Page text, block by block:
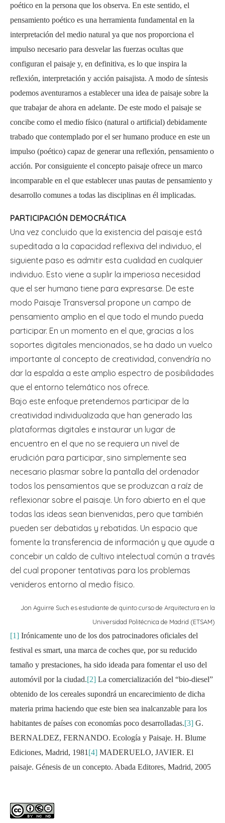
poético en la persona que los observa. En este sentido, el
pensamiento poético es una herramienta fundamental en la
interpretación del medio natural ya que nos proporciona el
impulso necesario para desvelar las fuerzas ocultas que
configuran el paisaje y, en definitiva, es lo que inspira la
reflexión, interpretación y acción paisajista. A modo de síntesis
podemos aventurarnos a establecer una idea de paisaje sobre la
que trabajar de ahora en adelante. De este modo el paisaje se
concibe como el medio físico (natural o artificial) debidamente
trabado que contemplado por el ser humano produce en este un
impulso (poético) capaz de generar una reflexión, pensamiento o
acción. Por consiguiente el concepto paisaje ofrece un marco
incomparable en el que establecer unas pautas de pensamiento y
desarrollo comunes a todas las disciplinas en él implicadas.
PARTICIPACIÓN DEMOCRÁTICA
Una vez concluido que la existencia del paisaje está
supeditada a la capacidad reflexiva del individuo, el
siguiente paso es admitir esta cualidad en cualquier
individuo. Esto viene a suplir la imperiosa necesidad
que el ser humano tiene para expresarse. De este
modo Paisaje Transversal propone un campo de
pensamiento amplio en el que todo el mundo pueda
participar. En un momento en el que, gracias a los
soportes digitales mencionados, se ha dado un vuelco
importante al concepto de creatividad, convendría no
dar la espalda a este amplio espectro de posibilidades
que el entorno telemático nos ofrece.
Bajo este enfoque pretendemos participar de la
creatividad individualizada que han generado las
plataformas digitales e instaurar un lugar de
encuentro en el que no se requiera un nivel de
erudición para participar, sino simplemente sea
necesario plasmar sobre la pantalla del ordenador
todos los pensamientos que se produzcan a raíz de
reflexionar sobre el paisaje. Un foro abierto en el que
todas las ideas sean bienvenidas, pero que también
pueden ser debatidas y rebatidas. Un espacio que
fomente la transferencia de información y que ayude a
concebir un caldo de cultivo intelectual común a través
del cual proponer tentativas para los problemas
venideros entorno al medio físico.
Jon Aguirre Such es estudiante de quinto curso de Arquitectura en la
Universidad Politécnica de Madrid (ETSAM)
[1] Irónicamente uno de los dos patrocinadores oficiales del
festival es smart, una marca de coches que, por su reducido
tamaño y prestaciones, ha sido ideada para fomentar el uso del
automóvil por la ciudad.[2] La comercialización del “bio-diesel”
obtenido de los cereales supondrá un encarecimiento de dicha
materia prima haciendo que este bien sea inalcanzable para los
habitantes de países con economías poco desarrolladas.[3] G.
BERNALDEZ, FERNANDO. Ecología y Paisaje. H. Blume
Ediciones, Madrid, 1981 [4] MADERUELO, JAVIER. El
paisaje. Génesis de un concepto. Abada Editores, Madrid, 2005